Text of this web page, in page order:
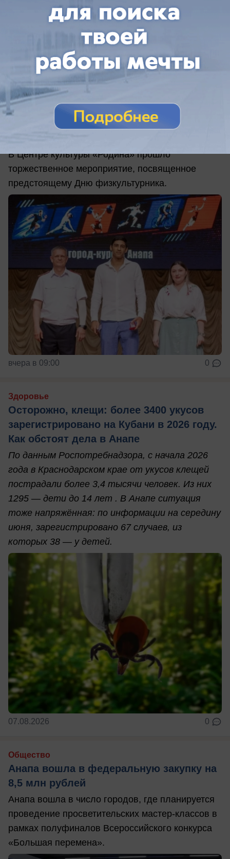
вчера в 10:31
Общество
Спортивную элиту Анапы наградили
В Центре культуры «Родина» прошло
торжественное мероприятие, посвященное
предстоящему Дню физкультурника.
вчера в 09:00 0
Здоровье
Осторожно, клещи: более 3400 укусов
зарегистрировано на Кубани в 2026 году.
Как обстоят дела в Анапе
По данным Роспотребнадзора, с начала 2026
года в Краснодарском крае от укусов клещей
пострадали более 3,4 тысячи человек. Из них
1295 — дети до 14 лет . В Анапе ситуация
тоже напряжённая: по информации на середину
июня, зарегистрировано 67 случаев, из
которых 38 — у детей.
07.08.2026 0
Общество
Анапа вошла в федеральную закупку на
8,5 млн рублей
Анапа вошла в число городов, где планируется
проведение просветительских мастер-классов в
рамках полуфиналов Всероссийского конкурса
«Большая перемена».